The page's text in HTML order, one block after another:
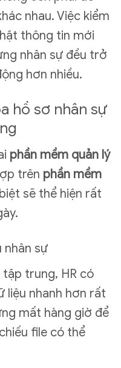
nhau. Việc kiểm
thông tin mới
nhân sự đều trở
hơn nhiều.
hồ sơ nhân sự
phần mềm quản lý
trên phần mềm
sẽ thể hiện rất
nhân sự
trung, HR có
liệu nhanh hơn rất
mất hàng giờ để
file có thể